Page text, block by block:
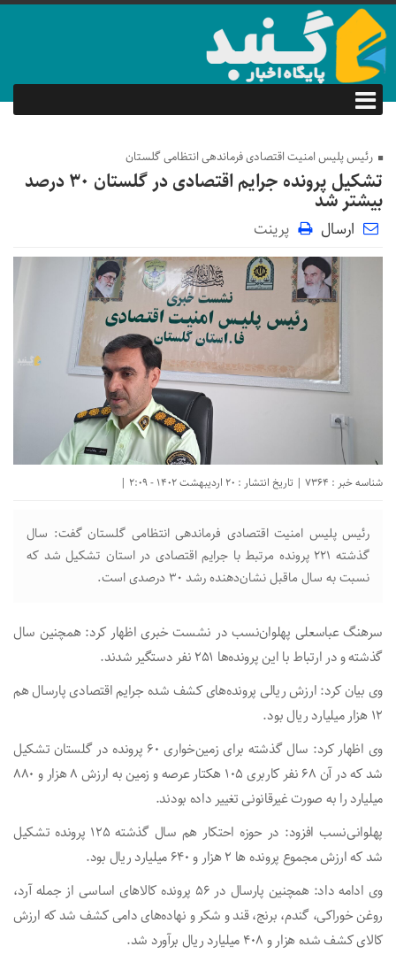
رئیس پلیس امنیت اقتصادی فرماندهی انتظامی گلستان‌
تشکیل پرونده‌ جرایم اقتصادی در گلستان ۳۰ درصد
بیشتر شد
ارسال پرینت
شناسه خبر : 7364 | تاریخ انتشار : 20 اردیبهشت 1402 - 2:09 |
رئیس پلیس امنیت اقتصادی فرماندهی انتظامی گلستان‌ گفت: سال
گذشته ۲۲۱ پرونده مرتبط با جرایم اقتصادی در استان تشکیل شد که
نسبت به سال ماقبل نشان‌دهنده رشد ۳۰ درصدی است.
سرهنگ عباسعلی پهلوان‌نسب در نشست خبری اظهار کرد: همچنین سال
گذشته و در ارتباط با این پرونده‌ها ۲۵۱ نفر دستگیر شدند.
وی بیان کرد: ارزش ریالی پرونده‌های کشف شده جرایم اقتصادی پارسال هم
۱۲ هزار میلیارد ریال بود.
وی اظهار کرد: سال گذشته برای زمین‌خواری ۶۰ پرونده در گلستان تشکیل
شد که در آن ۶۸ نفر کاربری ۱۰۵ هکتار عرصه و زمین به ارزش ۸ هزار و ۸۸۰
میلیارد را به صورت غیرقانونی تغییر داده بودند.
پهلوانی‌نسب افزود: در حوزه احتکار هم سال گذشته ۱۲۵ پرونده تشکیل
شد که ارزش مجموع پرونده ها ۲ هزار و ۶۴۰ میلیارد ریال بود.
وی ادامه داد: همچنین پارسال در ۵۶ پرونده کالاهای اساسی از جمله آرد،
روغن خوراکی، گندم، برنج، قند و شکر و نهاده‌های دامی کشف شد که ارزش
کالای کشف شده هزار و ۴۰۸ میلیارد ریال برآورد شد.